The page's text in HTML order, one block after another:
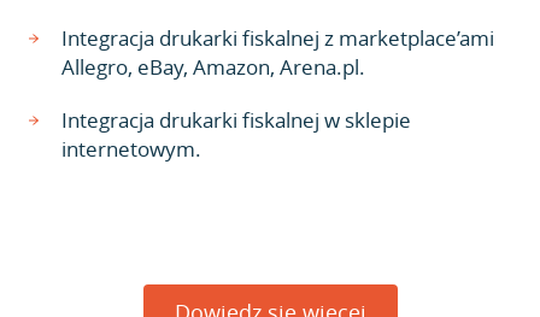
Integracja drukarki fiskalnej z marketplace’ami
Allegro, eBay, Amazon, Arena.pl.
Integracja drukarki fiskalnej w sklepie
internetowym.